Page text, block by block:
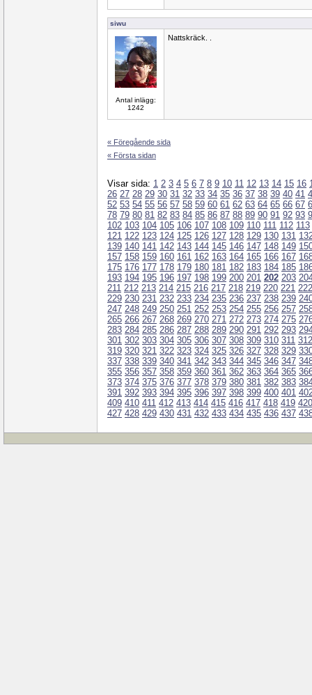
siwu
Antal inlägg:
1242
Nattskräck. .
« Föregående sida
« Första sidan
Visar sida: 1 2 3 4 5 6 7 8 9 10 11 12 13 14 15 16
26 27 28 29 30 31 32 33 34 35 36 37 38 39 40 41
52 53 54 55 56 57 58 59 60 61 62 63 64 65 66 67
78 79 80 81 82 83 84 85 86 87 88 89 90 91 92 93
102 103 104 105 106 107 108 109 110 111 112 113
121 122 123 124 125 126 127 128 129 130 131
139 140 141 142 143 144 145 146 147 148 149
157 158 159 160 161 162 163 164 165 166 167
175 176 177 178 179 180 181 182 183 184 185
193 194 195 196 197 198 199 200 201 202 203
211 212 213 214 215 216 217 218 219 220 221 222
229 230 231 232 233 234 235 236 237 238 239
247 248 249 250 251 252 253 254 255 256 257
265 266 267 268 269 270 271 272 273 274 275
283 284 285 286 287 288 289 290 291 292 293
301 302 303 304 305 306 307 308 309 310 311 312
319 320 321 322 323 324 325 326 327 328 329
337 338 339 340 341 342 343 344 345 346 347
355 356 357 358 359 360 361 362 363 364 365
373 374 375 376 377 378 379 380 381 382 383
391 392 393 394 395 396 397 398 399 400 401
409 410 411 412 413 414 415 416 417 418 419 420
427 428 429 430 431 432 433 434 435 436 437